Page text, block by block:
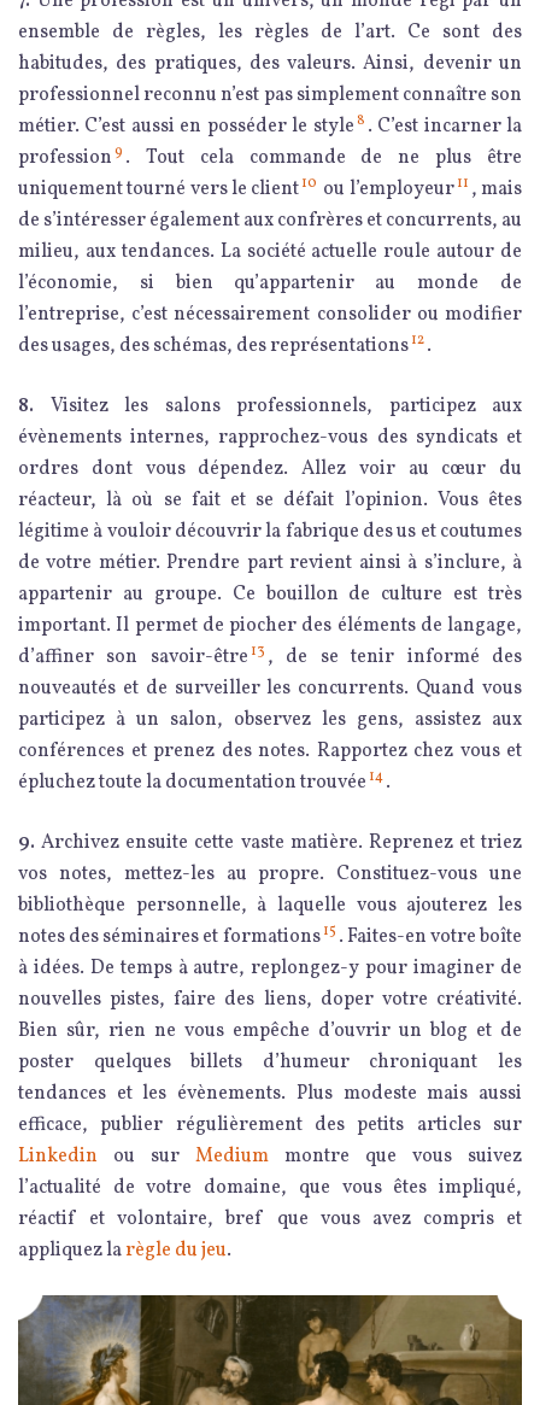
ensemble de règles, les règles de l’art. Ce sont des
habitudes, des pratiques, des valeurs. Ainsi, devenir un
professionnel reconnu n’est pas simplement connaître son
métier. C’est aussi en posséder le style8 . C’est incarner la
profession9 . Tout cela commande de ne plus être
uniquement tourné vers le client10 ou l’employeur 11 , mais
de s’intéresser également aux confrères et concurrents, au
milieu, aux tendances. La société actuelle roule autour de
l’économie, si bien qu’appartenir au monde de
l’entreprise, c’est nécessairement consolider ou modifier
des usages, des schémas, des représentations12.
8. Visitez les salons professionnels, participez aux
évènements internes, rapprochez-vous des syndicats et
ordres dont vous dépendez. Allez voir au cœur du
réacteur, là où se fait et se défait l’opinion. Vous êtes
légitime à vouloir découvrir la fabrique des us et coutumes
de votre métier. Prendre part revient ainsi à s’inclure, à
appartenir au groupe. Ce bouillon de culture est très
important. Il permet de piocher des éléments de langage,
d’affiner son savoir-être 13 , de se tenir informé des
nouveautés et de surveiller les concurrents. Quand vous
participez à un salon, observez les gens, assistez aux
conférences et prenez des notes. Rapportez chez vous et
épluchez toute la documentation trouvée 14.
9.Archivez ensuite cette vaste matière. Reprenez et triez
vos notes, mettez-les au propre. Constituez-vous une
bibliothèque personnelle, à laquelle vous ajouterez les
notes des séminaires et formations 15 . Faites-en votre boîte
à idées. De temps à autre, replongez-y pour imaginer de
nouvelles pistes, faire des liens, doper votre créativité.
Bien sûr, rien ne vous empêche d’ouvrir un blog et de
poster quelques billets d’humeur chroniquant les
tendances et les évènements. Plus modeste mais aussi
efficace, publier régulièrement des petits articles sur
Linkedin ou sur Medium montre que vous suivez
l’actualité de votre domaine, que vous êtes impliqué,
réactif et volontaire, bref que vous avez compris et
appliquez larègle du jeu.